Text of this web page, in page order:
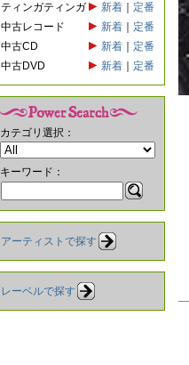
ティンガティンガ
新着
定番
中古レコード
新着
定番
中古CD
新着
定番
中古DVD
新着 定番
カテゴリ選択：
キーワード：
アーティストで探す
レーベルで探す